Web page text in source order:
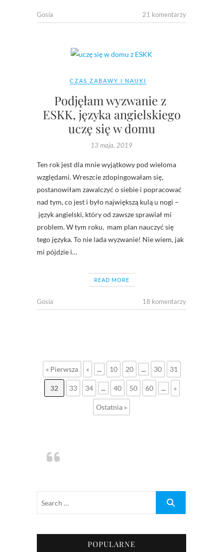
Gosia 21 komentarzy
CZAS ZABAWY I NAUKI
Podjęłam wyzwanie z
ESKK, języka angielskiego
uczę się w domu
13 maja, 2019
Ten rok jest dla mnie wyjątkowy pod wieloma
względami. Wreszcie zdopingowałam się,
postanowiłam zawalczyć o siebie i popracować
nad tym, co jest i było największą kulą u nogi –
język angielski, który od zawsze sprawiał mi
problem. W tym roku, mam plan nauczyć się
tego języka. To nie lada wyzwanie! Nie wiem, jak
mi pójdzie i…
READ MORE
Gosia 18 komentarzy
« Pierwsza « ... 10 20 ... 30 31
32 33 34 ... 40 50 60 ... »
Ostatnia »
POPULARNE